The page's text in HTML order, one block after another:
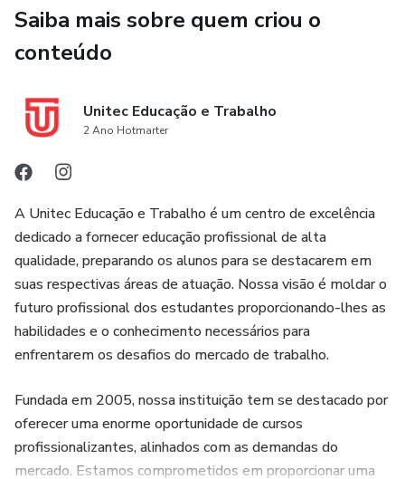
Saiba mais sobre quem criou o
conteúdo
Unitec Educação e Trabalho
2 Ano Hotmarter
A Unitec Educação e Trabalho é um centro de excelência
dedicado a fornecer educação profissional de alta
qualidade, preparando os alunos para se destacarem em
suas respectivas áreas de atuação. Nossa visão é moldar o
futuro profissional dos estudantes proporcionando-lhes as
habilidades e o conhecimento necessários para
enfrentarem os desafios do mercado de trabalho.
Fundada em 2005, nossa instituição tem se destacado por
oferecer uma enorme oportunidade de cursos
profissionalizantes, alinhados com as demandas do
mercado. Estamos comprometidos em proporcionar uma